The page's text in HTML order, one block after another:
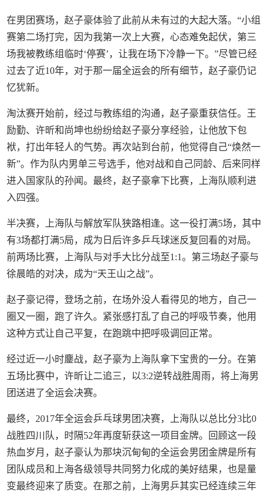
在男团赛场，赵子豪体验了此前从未有过的大起大落。“小组
赛第二场打完，因为我第一次上大赛，心态难免起伏，第三
场我被教练组临时‘停赛’，让我在场下冷静一下。”尽管已经
过去了近10年，对于那一届全运会的所有细节，赵子豪仍记
忆犹新。
淘汰赛开始前，经过与教练组的沟通，赵子豪重获信任。王
励勤、许昕和尚坤也纷纷给赵子豪分享经验，让他放下包
袱，打出年轻人的气势。再次站到台前，他觉得自己“焕然一
新”。作为队内男单三号选手，他对战和自己同龄、后来同样
进入国家队的孙闻。最终，赵子豪拿下比赛，上海队顺利进
入四强。
半决赛，上海队与解放军队狭路相逢。这一役打满5场，其中
有3场都打满5局，成为日后许多乒乓球迷反复回看的对局。
前两场比赛，上海队与对手大比分战至1:1。第三场赵子豪与
徐晨皓的对决，成为“天王山之战”。
赵子豪记得，登场之前，在场外没人看得见的地方，自己一
圈又一圈，跑了许久。紧张感打乱了自己的呼吸节奏，他用
这种方式让自己平复，在跑跳中把呼吸调回正常。
经过近一小时鏖战，赵子豪为上海队拿下宝贵的一分。在第
五场比赛中，许昕让二追三，以3:2逆转战胜周雨，将上海男
团送进了全运会决赛。
最终，2017年全运会乒乓球男团决赛，上海队以总比分3比0
战胜四川队，时隔52年再度斩获这一项目金牌。回顾这一段
热血岁月，赵子豪认为那块沉甸甸的全运会男团金牌是所有
团队成员和上海各级领导共同努力化成的美好结果，也是量
变最终迎来了质变。在那之前，上海男乒其实已经连续三年